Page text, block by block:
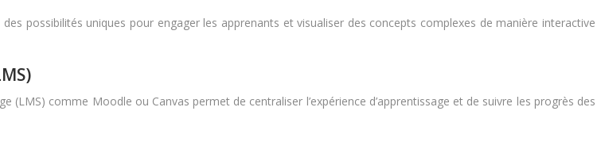
possibilités uniques pour engager les apprenants et visualiser des concepts complexes de manière interactive
(LMS) comme Moodle ou Canvas permet de centraliser l’expérience d’apprentissage et de suivre les progrès des